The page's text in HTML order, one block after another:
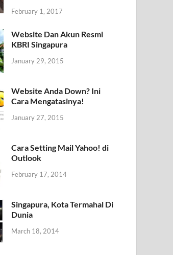
February 1, 2017
Website Dan Akun Resmi
KBRI Singapura
January 29, 2015
Website Anda Down? Ini
Cara Mengatasinya!
January 27, 2015
Cara Setting Mail Yahoo! di
Outlook
February 17, 2014
Singapura, Kota Termahal Di
Dunia
March 18, 2014